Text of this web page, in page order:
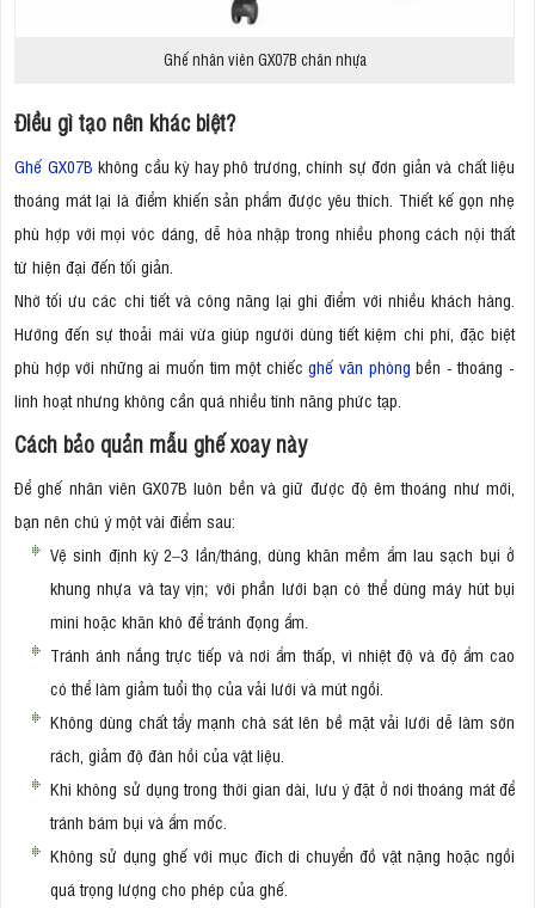
Ghế nhân viên GX07B chân nhựa
Điều gì tạo nên khác biệt?
Ghế GX07B không cầu kỳ hay phô trương, chính sự đơn giản và chất liệu
thoáng mát lại là điểm khiến sản phẩm được yêu thích. Thiết kế gọn nhẹ
phù hợp với mọi vóc dáng, dễ hòa nhập trong nhiều phong cách nội thất
từ hiện đại đến tối giản.
Nhờ tối ưu các chi tiết và công năng lại ghi điểm với nhiều khách hàng.
Hướng đến sự thoải mái vừa giúp người dùng tiết kiệm chi phí, đặc biệt
phù hợp với những ai muốn tìm một chiếcghế văn phòng bền - thoáng -
linh hoạt nhưng không cần quá nhiều tính năng phức tạp.
Cách bảo quản mẫu ghế xoay này
Để ghế nhân viên GX07B luôn bền và giữ được độ êm thoáng như mới,
bạn nên chú ý một vài điểm sau:
Vệ sinh định kỳ 2–3 lần/tháng, dùng khăn mềm ẩm lau sạch bụi ở
khung nhựa và tay vịn; với phần lưới bạn có thể dùng máy hút bụi
mini hoặc khăn khô để tránh đọng ẩm.
Tránh ánh nắng trực tiếp và nơi ẩm thấp, vì nhiệt độ và độ ẩm cao
có thể làm giảm tuổi thọ của vải lưới và mút ngồi.
Không dùng chất tẩy mạnh chà sát lên bề mặt vải lưới dễ làm sờn
rách, giảm độ đàn hồi của vật liệu.
Khi không sử dụng trong thời gian dài, lưu ý đặt ở nơi thoáng mát để
tránh bám bụi và ẩm mốc.
Không sử dụng ghế với mục đích di chuyển đồ vật nặng hoặc ngồi
quá trọng lượng cho phép của ghế.